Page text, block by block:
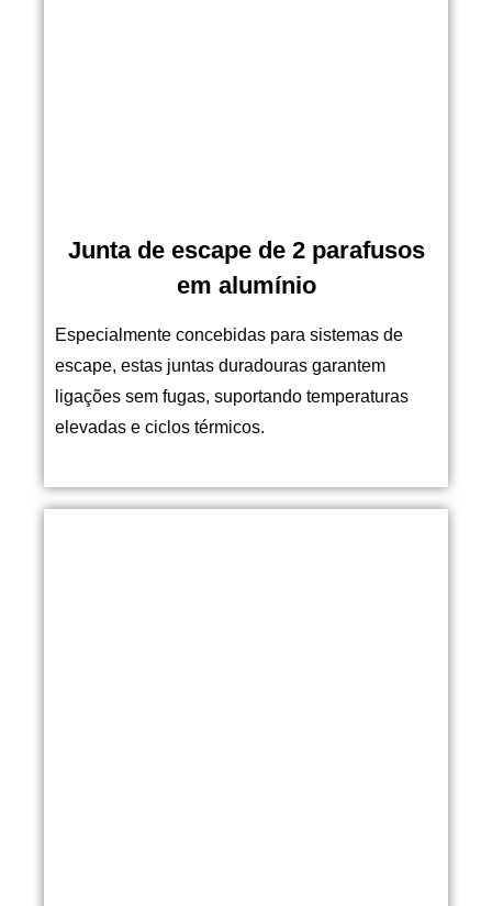
Junta de escape de 2 parafusos
em alumínio
Especialmente concebidas para sistemas de
escape, estas juntas duradouras garantem
ligações sem fugas, suportando temperaturas
elevadas e ciclos térmicos.